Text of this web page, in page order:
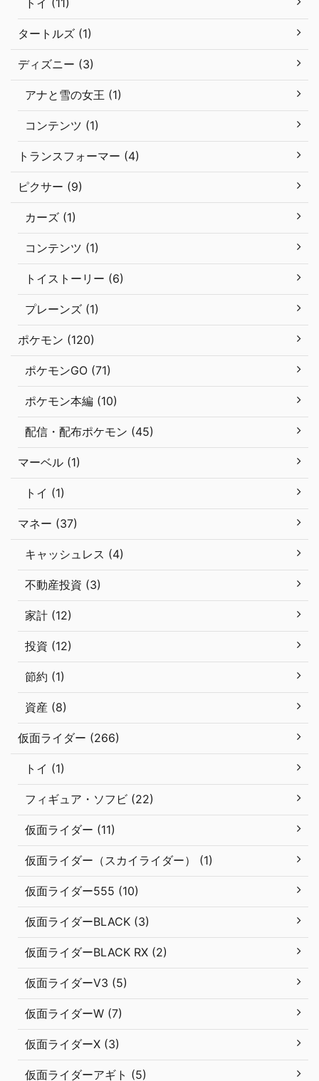
タートルズ (1)
ディズニー (3)
アナと雪の女王 (1)
コンテンツ (1)
トランスフォーマー (4)
ピクサー (9)
カーズ (1)
コンテンツ (1)
トイストーリー (6)
プレーンズ (1)
ポケモン (120)
ポケモンGO (71)
ポケモン本編 (10)
配信・配布ポケモン (45)
マーベル (1)
トイ (1)
マネー (37)
キャッシュレス (4)
不動産投資 (3)
家計 (12)
投資 (12)
節約 (1)
資産 (8)
仮面ライダー (266)
トイ (1)
フィギュア・ソフビ (22)
仮面ライダー (11)
仮面ライダー（スカイライダー） (1)
仮面ライダー555 (10)
仮面ライダーBLACK (3)
仮面ライダーBLACK RX (2)
仮面ライダーV3 (5)
仮面ライダーW (7)
仮面ライダーX (3)
仮面ライダーアギト (5)